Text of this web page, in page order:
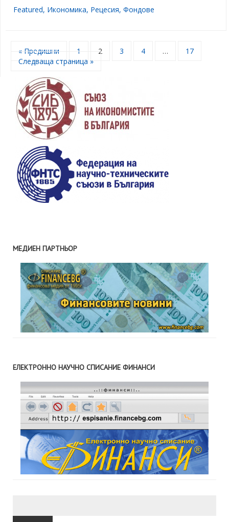
Featured, Икономика, Рецесия, Фондове
« Предишни 1 2 3 4 …
17
Следваща страница »
МЕДИЕН ПАРТНЬОР
ЕЛЕКТРОННО НАУЧНО СПИСАНИЕ ФИНАНСИ